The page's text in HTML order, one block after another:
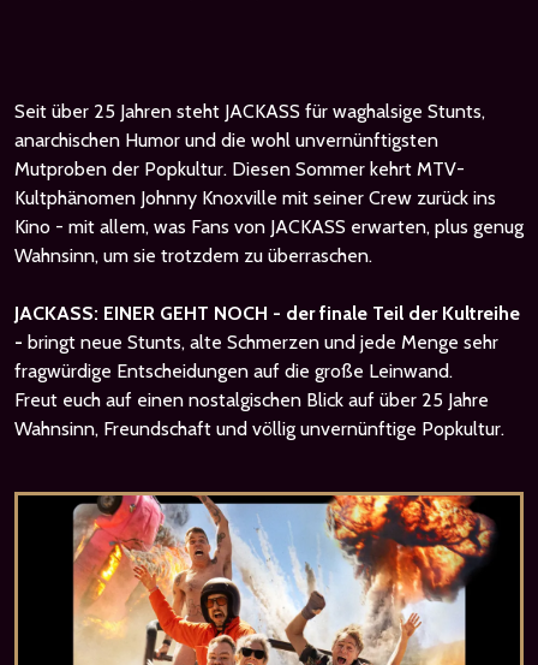
Seit über 25 Jahren steht JACKASS für waghalsige Stunts,
anarchischen Humor und die wohl unvernünftigsten
Mutproben der Popkultur. Diesen Sommer kehrt MTV-
Kultphänomen Johnny Knoxville mit seiner Crew zurück ins
Kino - mit allem, was Fans von JACKASS erwarten, plus genug
Wahnsinn, um sie trotzdem zu überraschen.
JACKASS: EINER GEHT NOCH - der finale Teil der Kultreihe
- bringt neue Stunts, alte Schmerzen und jede Menge sehr
fragwürdige Entscheidungen auf die große Leinwand.
Freut euch auf einen nostalgischen Blick auf über 25 Jahre
Wahnsinn, Freundschaft und völlig unvernünftige Popkultur.